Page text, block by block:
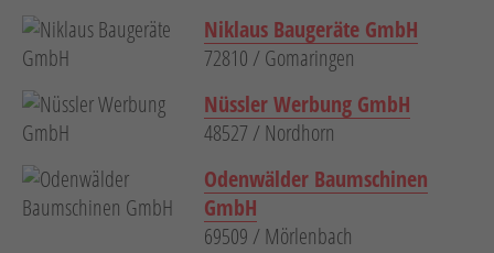
Niklaus Baugeräte GmbH
72810 / Gomaringen
Nüssler Werbung GmbH
48527 / Nordhorn
Odenwälder Baumschinen
GmbH
69509 / Mörlenbach